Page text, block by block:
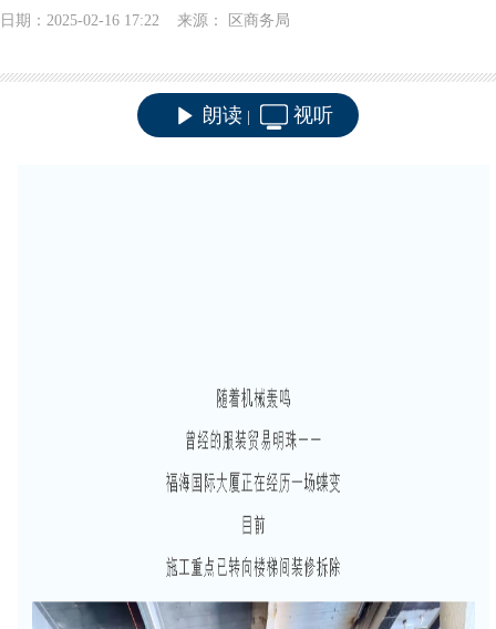
日期：2025-02-16 17:22 来源： 区商务局
朗读 视听